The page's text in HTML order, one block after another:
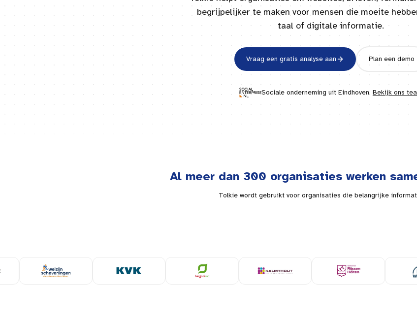
begrijpelijker te maken voor mensen die moeite
taal of digitale informatie.
Vraag een gratis analyse aan Plan een demo
Sociale onderneming uit Eindhoven. Bekijk ons
Al meer dan 300 organisaties werken
Tolkie wordt gebruikt voor organisaties die belangrijke